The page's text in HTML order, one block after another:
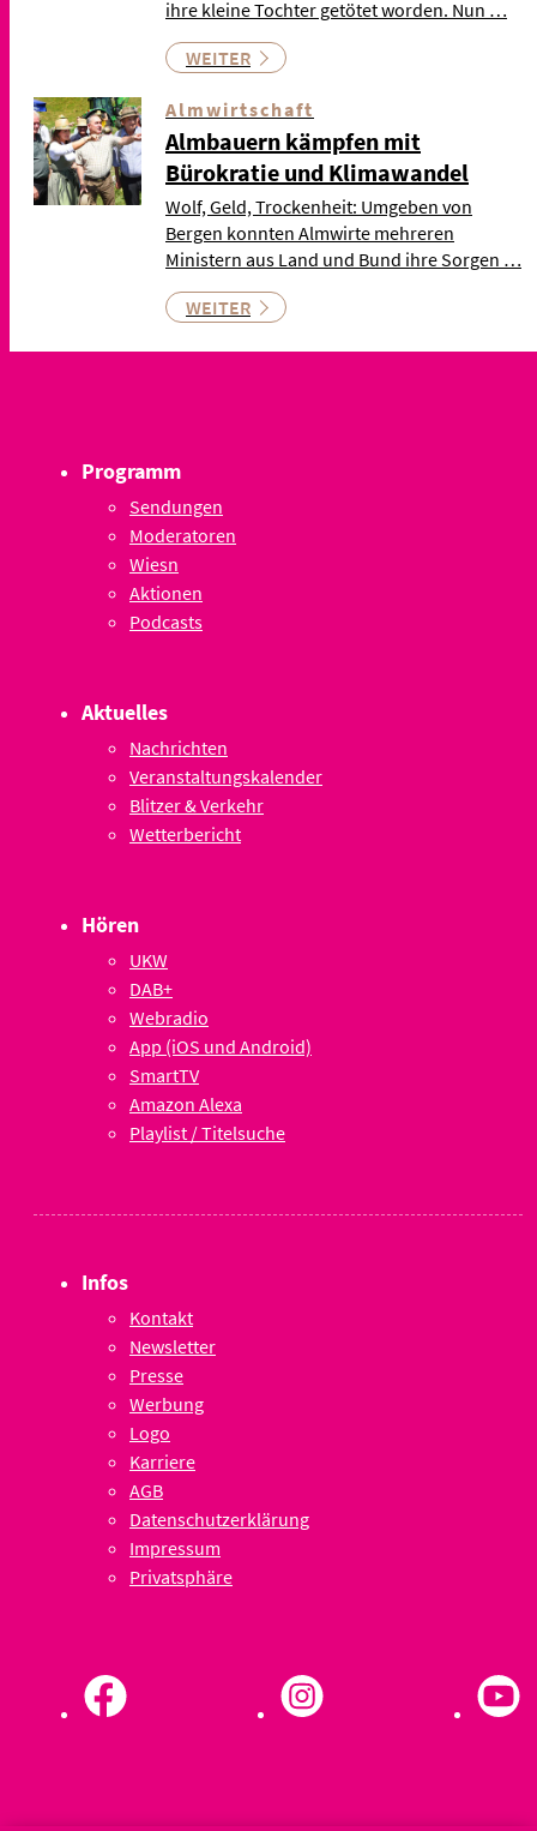
ihre kleine Tochter getötet worden. Nun …
WEITER
Almwirtschaft
Almbauern kämpfen mit
Bürokratie und Klimawandel
Wolf, Geld, Trockenheit: Umgeben von
Bergen konnten Almwirte mehreren
Ministern aus Land und Bund ihre Sorgen …
WEITER
Programm
Sendungen
Moderatoren
Wiesn
Aktionen
Podcasts
Aktuelles
Nachrichten
Veranstaltungskalender
Blitzer & Verkehr
Wetterbericht
Hören
UKW
DAB+
Webradio
App (iOS und Android)
SmartTV
Amazon Alexa
Playlist / Titelsuche
Infos
Kontakt
Newsletter
Presse
Werbung
Logo
Karriere
AGB
Datenschutzerklärung
Impressum
Privatsphäre